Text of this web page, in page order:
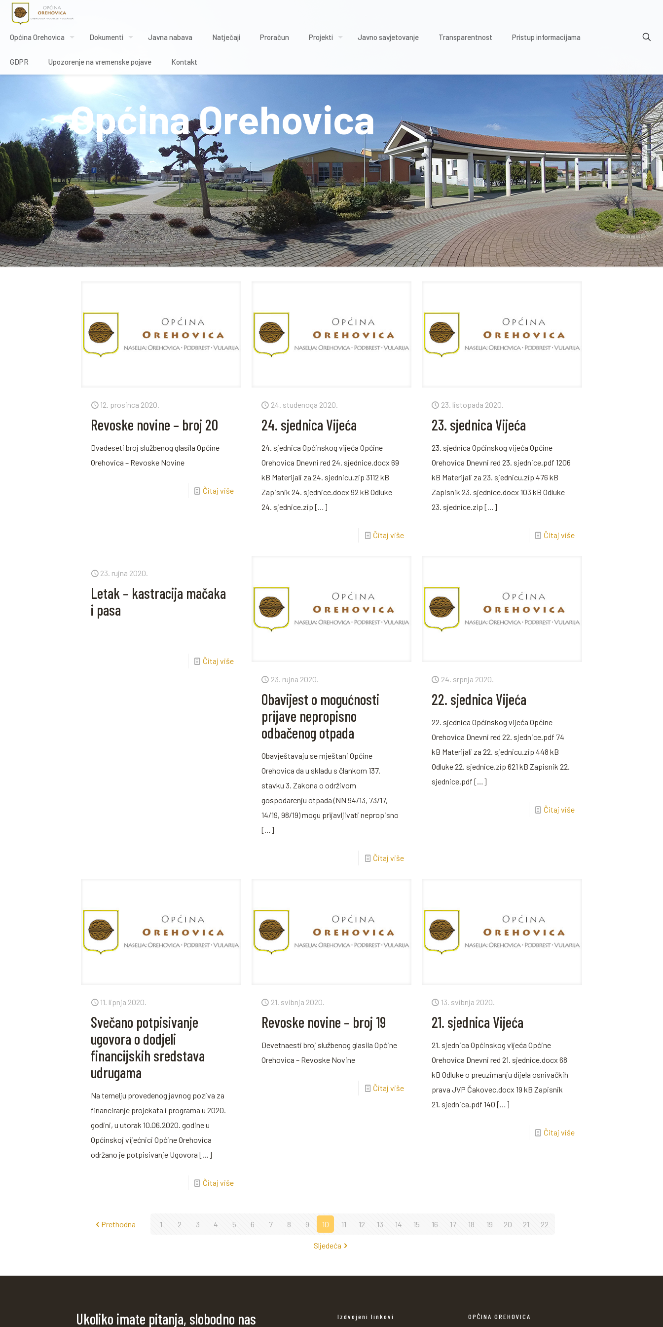
Općina Orehovica Dokumenti Javna nabava Natječaji Proračun Projekti Javno savjetovanje Transparentnost Pristup informacijama
GDPR Upozorenje na vremenske pojave Kontakt
Općina Orehovica
12. prosinca 2020.
Revoske novine – broj 20
Dvadeseti broj službenog glasila Općine
Orehovica – Revoske Novine
Čitaj više
24. studenoga 2020.
24. sjednica Vijeća
24. sjednica Općinskog vijeća Općine
Orehovica Dnevni red 24. sjednice.docx 69
kB Materijali za 24. sjednicu.zip 3112 kB
Zapisnik 24. sjednice.docx 92 kB Odluke
24. sjednice.zip […]
Čitaj više
23. listopada 2020.
23. sjednica Vijeća
23. sjednica Općinskog vijeća Općine
Orehovica Dnevni red 23. sjednice.pdf 1206
kB Materijali za 23. sjednicu.zip 476 kB
Zapisnik 23. sjednice.docx 103 kB Odluke
23. sjednice.zip […]
Čitaj više
23. rujna 2020.
Letak – kastracija mačaka
i pasa
Čitaj više
23. rujna 2020.
Obavijest o mogućnosti
prijave nepropisno
odbačenog otpada
Obavještavaju se mještani Općine
Orehovica da u skladu s člankom 137.
stavku 3. Zakona o održivom
gospodarenju otpada (NN 94/13, 73/17,
14/19, 98/19) mogu prijavljivati nepropisno
[…]
Čitaj više
24. srpnja 2020.
22. sjednica Vijeća
22. sjednica Općinskog vijeća Općine
Orehovica Dnevni red 22. sjednice.pdf 74
kB Materijali za 22. sjednicu.zip 448 kB
Odluke 22. sjednice.zip 621 kB Zapisnik 22.
sjednice.pdf […]
Čitaj više
11. lipnja 2020.
Svečano potpisivanje
ugovora o dodjeli
financijskih sredstava
udrugama
Na temelju provedenog javnog poziva za
financiranje projekata i programa u 2020.
godini, u utorak 10.06.2020. godine u
Općinskoj vijećnici Općine Orehovica
održano je potpisivanje Ugovora […]
Čitaj više
21. svibnja 2020.
Revoske novine – broj 19
Devetnaesti broj službenog glasila Općine
Orehovica – Revoske Novine
Čitaj više
13. svibnja 2020.
21. sjednica Vijeća
21. sjednica Općinskog vijeća Općine
Orehovica Dnevni red 21. sjednice.docx 68
kB Odluke o preuzimanju dijela osnivačkih
prava JVP Čakovec.docx 19 kB Zapisnik
21. sjednica.pdf 140 […]
Čitaj više
Prethodna 1 2 3 4 5 6 7 8 9 10 11 12 13 14 15 16 17 18 19 20 21 22
Sljedeća
Ukoliko imate pitanja, slobodno nas
Izdvojeni linkovi OPĆINA OREHOVICA